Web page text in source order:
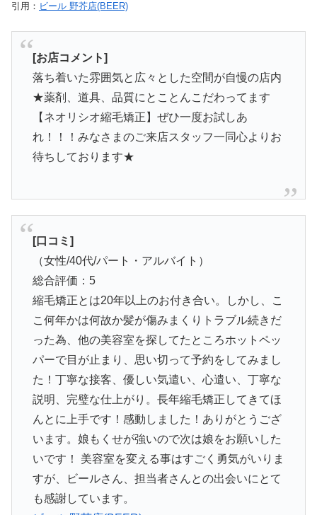
引用： ビール 野芥店(BEER)
[お店コメント]
落ち着いた雰囲気と広々とした空間が自慢の店内
★薬剤、道具、品質にとことんこだわってます
【ネオリシオ縮毛矯正】ぜひ一度お試しあ
れ！！！みなさまのご来店スタッフ一同心よりお
待ちしております★
[口コミ]
（女性/40代/パート・アルバイト）
総合評価：5
縮毛矯正とは20年以上のお付き合い。しかし、こ
こ何年かは何故か髪が傷みまくりトラブル続きだ
った為、他の美容室を探してたところホットペッ
パーで目が止まり、思い切って予約をしてみまし
た！丁寧な接客、優しい気遣い、心遣い、丁寧な
説明、完璧な仕上がり。長年縮毛矯正してきてほ
んとに上手です！感動しました！ありがとうござ
います。娘もくせが強いので次は娘をお願いした
いです！ 美容室を変える事はすごく勇気がいりま
すが、ビールさん、担当者さんとの出会いにとて
も感謝しています。